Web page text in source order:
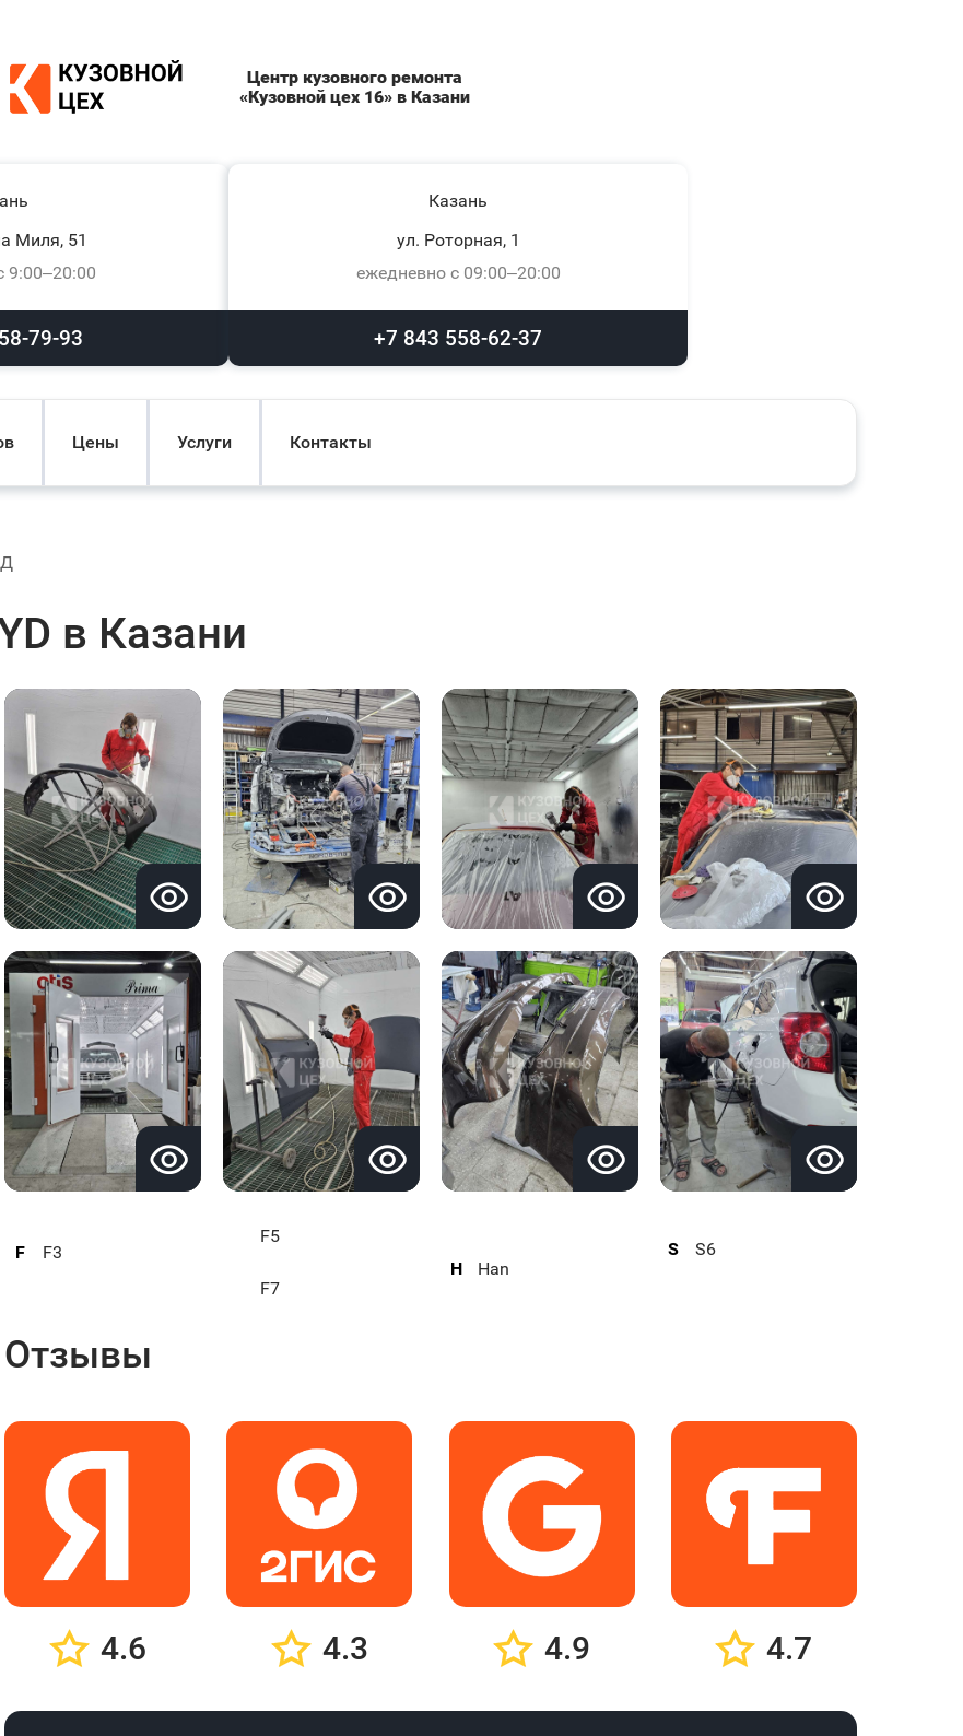
Центр кузовного ремонта
«Кузовной цех 16» в Казани
Миля, 51
9:00–20:00
79-93
Казань
ул. Роторная, 1
ежедневно с 09:00–20:00
+7 843 558-62-37
Цены Услуги Контакты
в Казани
F F3
F5
F7
H Han
S S6
Отзывы
4.6 4.3 4.9 4.7